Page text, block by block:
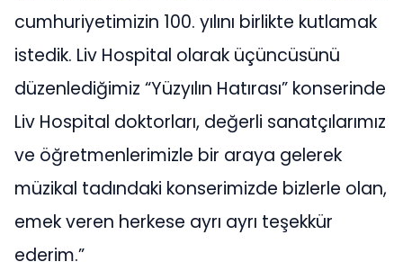
cumhuriyetimizin 100. yılını birlikte kutlamak
istedik. Liv Hospital olarak üçüncüsünü
düzenlediğimiz “Yüzyılın Hatırası” konserinde
Liv Hospital doktorları, değerli sanatçılarımız
ve öğretmenlerimizle bir araya gelerek
müzikal tadındaki konserimizde bizlerle olan,
emek veren herkese ayrı ayrı teşekkür
ederim.”